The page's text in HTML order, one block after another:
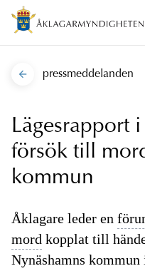
pressmeddelanden
Lägesrapport
försök till
kommun
Åklagare leder en
mord kopplat till
Nynäshamns